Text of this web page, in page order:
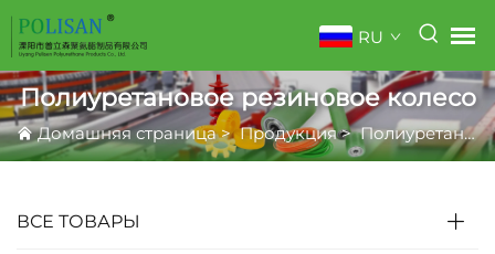
RU
Полиуретановое резиновое колесо
Домашняя страница>Продукция>Полиуретановое резиновое колесо
ВСЕ ТОВАРЫ